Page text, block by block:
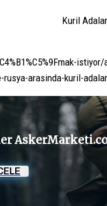
Kuril
istiyor/
arasinda-kuril-